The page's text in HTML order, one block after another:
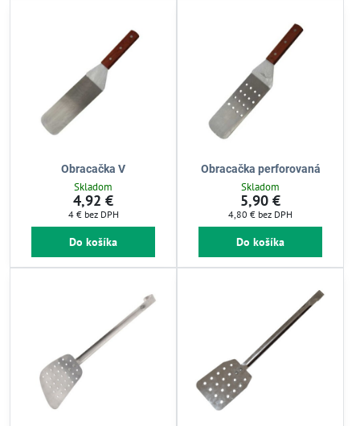
Obracačka V
Skladom
4,92 €
4 € bez DPH
Do košíka
Obracačka perforovaná
Skladom
5,90 €
4,80 € bez DPH
Do košíka